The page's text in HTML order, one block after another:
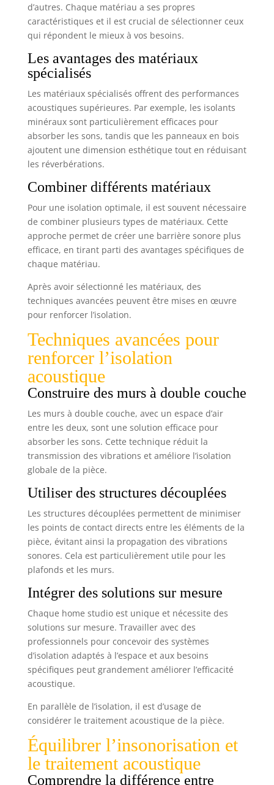
d’autres. Chaque matériau a ses propres
caractéristiques et il est crucial de sélectionner ceux
qui répondent le mieux à vos besoins.
Les avantages des matériaux
spécialisés
Les matériaux spécialisés offrent des performances
acoustiques supérieures. Par exemple, les isolants
minéraux sont particulièrement efficaces pour
absorber les sons, tandis que les panneaux en bois
ajoutent une dimension esthétique tout en réduisant
les réverbérations.
Combiner différents matériaux
Pour une isolation optimale, il est souvent nécessaire
de combiner plusieurs types de matériaux. Cette
approche permet de créer une barrière sonore plus
efficace, en tirant parti des avantages spécifiques de
chaque matériau.
Après avoir sélectionné les matériaux, des
techniques avancées peuvent être mises en œuvre
pour renforcer l’isolation.
Techniques avancées pour
renforcer l’isolation
acoustique
Construire des murs à double couche
Les murs à double couche, avec un espace d’air
entre les deux, sont une solution efficace pour
absorber les sons. Cette technique réduit la
transmission des vibrations et améliore l’isolation
globale de la pièce.
Utiliser des structures découplées
Les structures découplées permettent de minimiser
les points de contact directs entre les éléments de la
pièce, évitant ainsi la propagation des vibrations
sonores. Cela est particulièrement utile pour les
plafonds et les murs.
Intégrer des solutions sur mesure
Chaque home studio est unique et nécessite des
solutions sur mesure. Travailler avec des
professionnels pour concevoir des systèmes
d’isolation adaptés à l’espace et aux besoins
spécifiques peut grandement améliorer l’efficacité
acoustique.
En parallèle de l’isolation, il est d’usage de
considérer le traitement acoustique de la pièce.
Équilibrer l’insonorisation et
le traitement acoustique
Comprendre la différence entre